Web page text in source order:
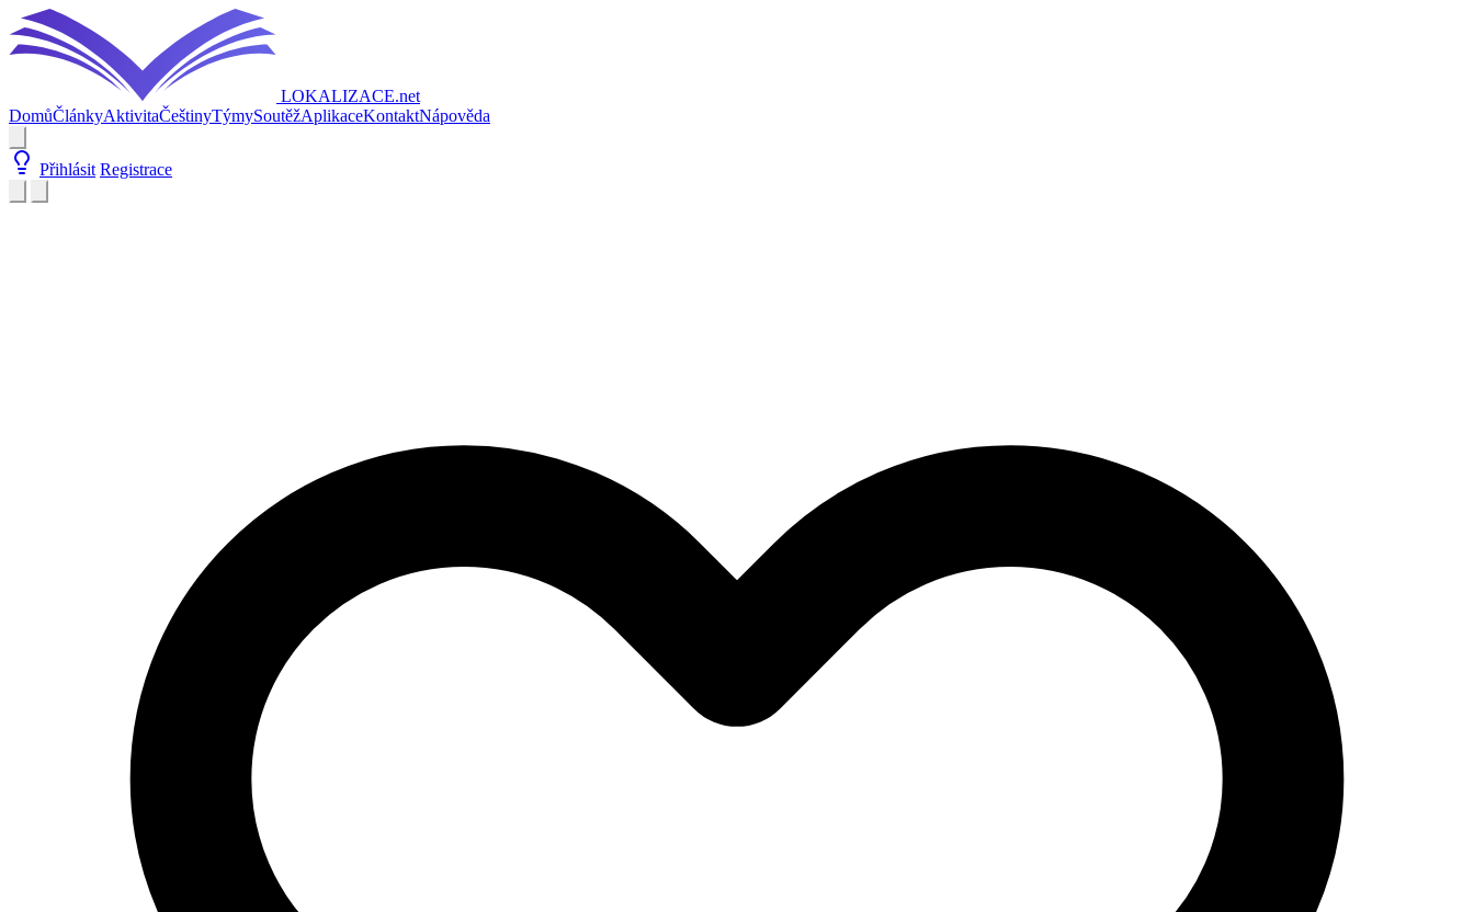
LOKALIZACE.net
DomůČlánkyAktivitaČeštinyTýmySoutěžAplikaceKontaktNápověda
Přihlásit Registrace